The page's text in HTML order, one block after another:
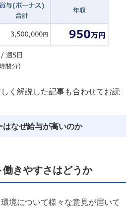
く解説した記事も合わせてお読
はなぜ給与が高いのか
きやすさはどうか
境について様々な意見が届いて